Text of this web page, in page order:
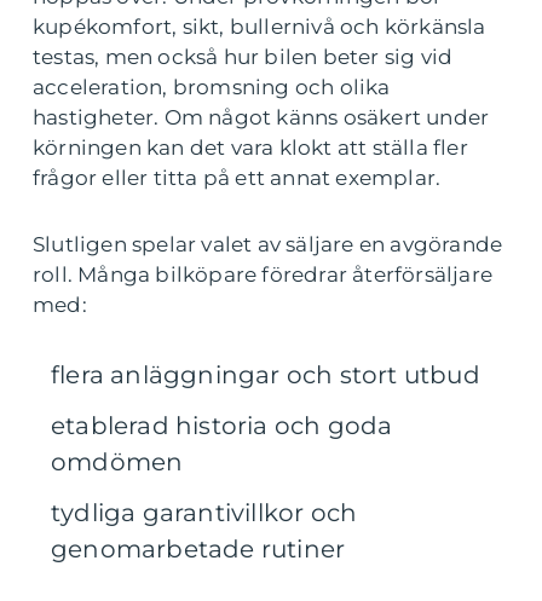
kupékomfort, sikt, bullernivå och körkänsla
testas, men också hur bilen beter sig vid
acceleration, bromsning och olika
hastigheter. Om något känns osäkert under
körningen kan det vara klokt att ställa fler
frågor eller titta på ett annat exemplar.
Slutligen spelar valet av säljare en avgörande
roll. Många bilköpare föredrar återförsäljare
med:
flera anläggningar och stort utbud
etablerad historia och goda
omdömen
tydliga garantivillkor och
genomarbetade rutiner